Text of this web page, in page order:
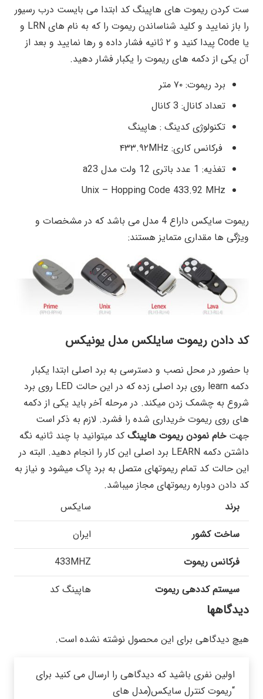
ست کردن ریموت های هاپینگ کد ابتدا می بایست درب رسیور
را باز نمایید و کلید شناساندن ریموت را که به نام های LRN و
یا Code پیدا کنید و ۲ ثانیه فشار داده و رها نمایید و بعد از
آن یکی از دکمه های ریموت را یکبار فشار دهید.
برد ریموت: ۷۰ متر
تعداد کانال: 3 کانال
تکنولوژی کدینگ : هاپینگ
فرکانس کاری: ۴۳۳.۹۲MHz
تغذیه: 1 عدد باتری 12 ولت مدل a23
Unix – Hopping Code 433.92 MHz
ریموت سایکس داراع 4 مدل می باشد که در مشخصات و
ویژگی ها مقداری متمایز هستند:
کد دادن ریموت سایلکس مدل یونیکس
با حضور در محل نصب و دسترسی به برد اصلی ابتدا یکبار
دکمه learn روی برد اصلی زده که در این حالت LED روی برد
شروع به چشمک زدن میکند. در مرحله آخر باید یکی از دکمه
های روی ریموت خریداری شده را فشرد. لازم به ذکر است
جهتخام نمودن ریموت هاپینگ کد میتوانید با چند ثانیه نگه
داشتن دکمه LEARN برد اصلی این کار را انجام دهید. البته در
این حالت کد تمام ریموتهای متصل به برد پاک میشود و نیاز به
کد دادن دوباره ریموتهای مجاز میباشد.
برند
سایکس
ساخت کشور
ایران
فرکانس ریموت
433MHZ
سیستم کددهی ریموت
هاپینگ کد
دیدگاهها
هیچ دیدگاهی برای این محصول نوشته نشده است.
اولین نفری باشید که دیدگاهی را ارسال می کنید برای
“ریموت کنترل سایکس(مدل های